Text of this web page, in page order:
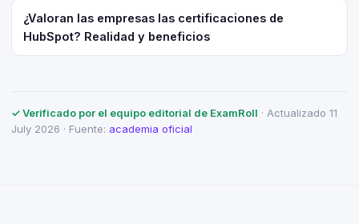
¿Valoran las empresas las certificaciones de
HubSpot? Realidad y beneficios
✓ Verificado por el equipo editorial de ExamRoll · Actualizado 11
July 2026 · Fuente: academia oficial